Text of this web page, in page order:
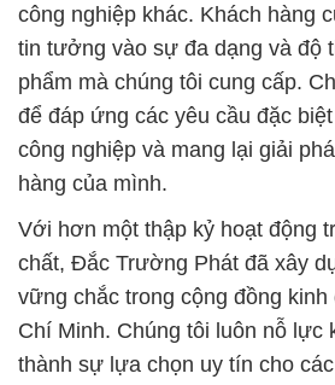
công nghiệp khác. Khách hàng
tin tưởng vào sự đa dạng và độ
phẩm mà chúng tôi cung cấp.
để đáp ứng các yêu cầu đặc
công nghiệp và mang lại giải
hàng của mình.
Với hơn một thập kỷ hoạt động
chất, Đắc Trường Phát đã xây
vững chắc trong cộng đồng kinh
Chí Minh. Chúng tôi luôn nỗ lực
thành sự lựa chọn uy tín cho